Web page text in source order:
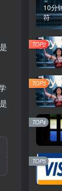
10分
符
TOP2
TOP3
TOP4
TOP5